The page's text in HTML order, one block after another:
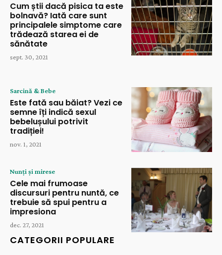
Cum știi dacă pisica ta este
bolnavă? Iată care sunt
principalele simptome care
trădează starea ei de
sănătate
sept. 30, 2021
Sarcină & Bebe
Este fată sau băiat? Vezi ce
semne îți indică sexul
bebelușului potrivit
tradiției!
nov. 1, 2021
Nunți și mirese
Cele mai frumoase
discursuri pentru nuntă, ce
trebuie să spui pentru a
impresiona
dec. 27, 2021
CATEGORII POPULARE